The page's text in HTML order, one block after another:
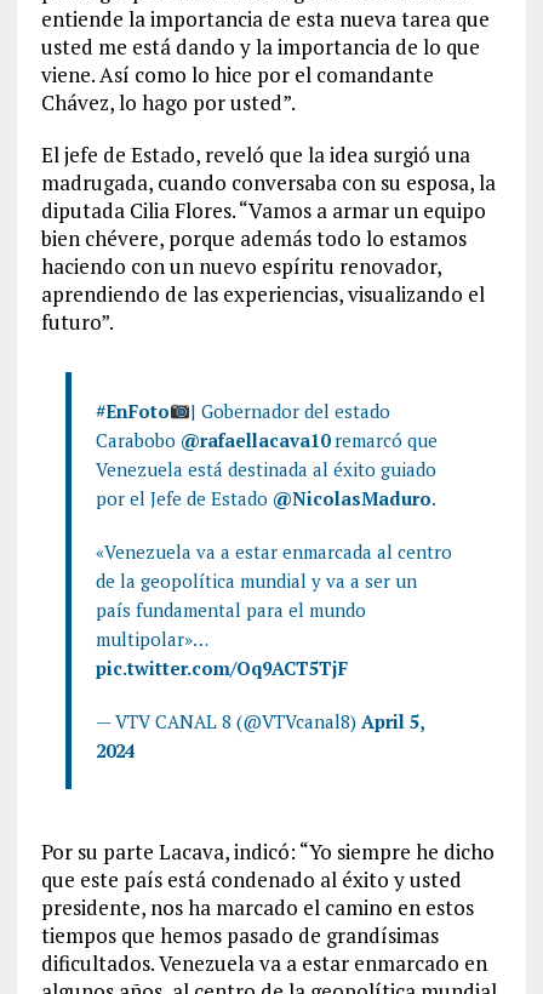
entiende la importancia de esta nueva tarea que
usted me está dando y la importancia de lo que
viene. Así como lo hice por el comandante
Chávez, lo hago por usted”.
El jefe de Estado, reveló que la idea surgió una
madrugada, cuando conversaba con su esposa, la
diputada Cilia Flores. “Vamos a armar un equipo
bien chévere, porque además todo lo estamos
haciendo con un nuevo espíritu renovador,
aprendiendo de las experiencias, visualizando el
futuro”.
#EnFoto
| Gobernador del estado
Carabobo @rafaellacava10remarcó que
Venezuela está destinada al éxito guiado
por el Jefe de Estado @NicolasMaduro.
«Venezuela va a estar enmarcada al centro
de la geopolítica mundial y va a ser un
país fundamental para el mundo
multipolar»…
pic.twitter.com/Oq9ACT5TjF
— VTV CANAL 8 (@VTVcanal8) April 5,
2024
Por su parte Lacava, indicó: “Yo siempre he dicho
que este país está condenado al éxito y usted
presidente, nos ha marcado el camino en estos
tiempos que hemos pasado de grandísimas
dificultados. Venezuela va a estar enmarcado en